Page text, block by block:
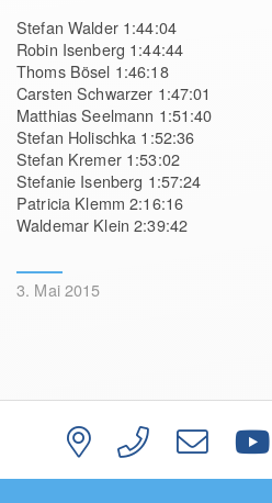
Stefan Walder 1:44:04
Robin Isenberg 1:44:44
Thoms Bösel 1:46:18
Carsten Schwarzer 1:47:01
Matthias Seelmann 1:51:40
Stefan Holischka 1:52:36
Stefan Kremer 1:53:02
Stefanie Isenberg 1:57:24
Patricia Klemm 2:16:16
Waldemar Klein 2:39:42
3. Mai 2015